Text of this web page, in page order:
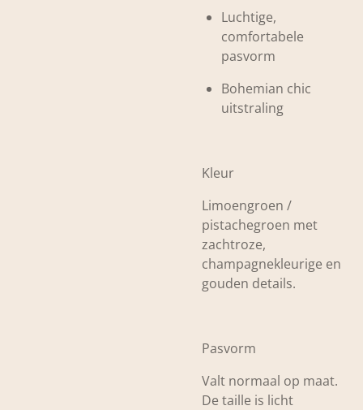
Luchtige,
comfortabele
pasvorm
Bohemian chic
uitstraling
Kleur
Limoengroen /
pistachegroen met
zachtroze,
champagnekleurige en
gouden details.
Pasvorm
Valt normaal op maat.
De taille is licht